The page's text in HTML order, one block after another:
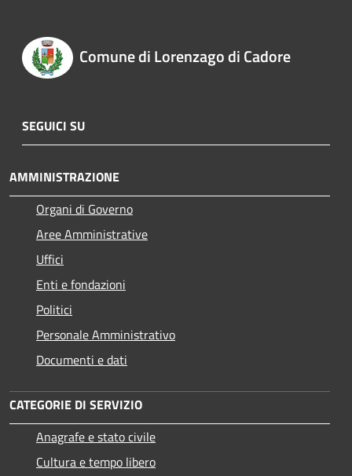
Comune di Lorenzago di Cadore
SEGUICI SU
AMMINISTRAZIONE
Organi di Governo
Aree Amministrative
Uffici
Enti e fondazioni
Politici
Personale Amministrativo
Documenti e dati
CATEGORIE DI SERVIZIO
Anagrafe e stato civile
Cultura e tempo libero